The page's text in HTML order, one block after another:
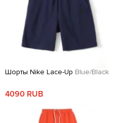
Шорты Nike Lace-Up Blue/Black
4090 RUB